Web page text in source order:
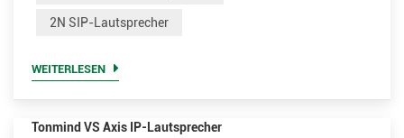
30 W für klare und laute Stimme. Es ist 15W und 30W
2N SIP-Lautsprecher
WEITERLESEN
Tonmind VS Axis IP-Lautsprecher